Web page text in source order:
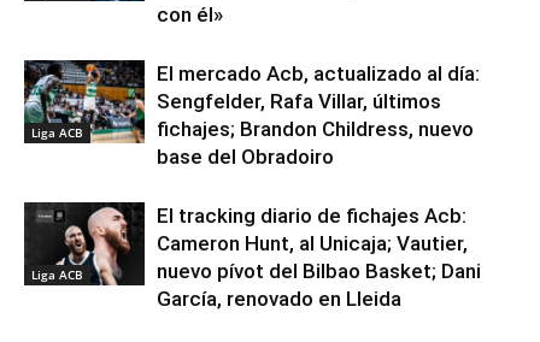
con él»
Liga ACB
El mercado Acb, actualizado al día:
Sengfelder, Rafa Villar, últimos
fichajes; Brandon Childress, nuevo
base del Obradoiro
Liga ACB
El tracking diario de fichajes Acb:
Cameron Hunt, al Unicaja; Vautier,
nuevo pívot del Bilbao Basket; Dani
García, renovado en Lleida